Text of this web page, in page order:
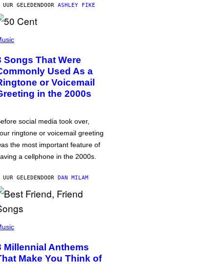
GELEDENDOOR ASHLEY FIKE
Songs That Were
Used As a
or Voicemail
in the 2000s
social media took over,
ringtone or voicemail greeting
the most important feature of
a cellphone in the 2000s.
GELEDENDOOR DAN MILAM
Millennial Anthems
Make You Think of